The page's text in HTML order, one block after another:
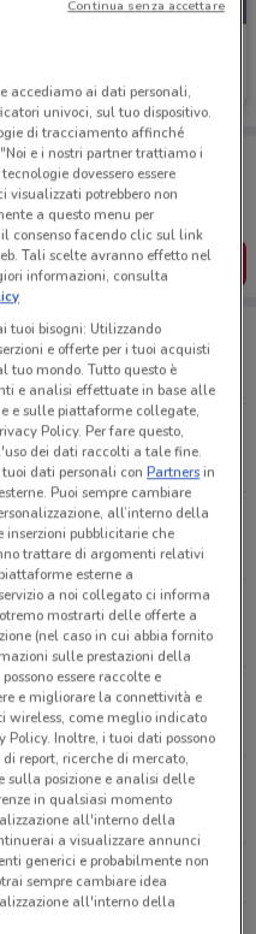
con te!
dei negozi vicino a te,
del risparmio, comodamente
L’APP
Roma
28/30 Roma
i negozi Scarpe & Scarpe
accediamo ai dati personali,
univoci, sul tuo dispositivo.
di tracciamento affinché
e i nostri partner trattiamo i
dovessero essere
potrebbero non
a questo menu per
consenso facendo clic sul link
Tali scelte avranno effetto nel
informazioni, consulta
tuoi bisogni: Utilizzando
e offerte per i tuoi acquisti
tuo mondo. Tutto questo è
e analisi effettuate in base alle
e sulle piattaforme collegate,
Policy. Per fare questo,
dei dati raccolti a tale fine.
tuoi dati personali conPartnersin
Puoi sempre cambiare
all’interno della
inserzioni pubblicitarie che
trattare di argomenti relativi
esterne a
a noi collegato ci informa
mostrarti delle offerte a
(nel caso in cui abbia fornito
sulle prestazioni della
essere raccolte e
e migliorare la connettività e
wireless, come meglio indicato
Inoltre, i tuoi dati possono
report, ricerche di mercato,
sulla posizione e analisi delle
in qualsiasi momento
all'interno della
a visualizzare annunci
generici e probabilmente non
sempre cambiare idea
all'interno della
Continua senza accettare